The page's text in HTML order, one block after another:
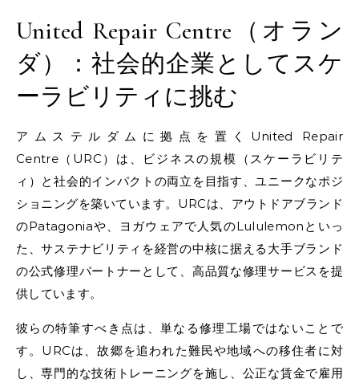
United Repair Centre（オラン
ダ）：社会的企業としてスケ
ーラビリティに挑む
アムステルダムに拠点を置くUnited Repair
Centre（URC）は、ビジネスの規模（スケーラビリテ
ィ）と社会的インパクトの両立を目指す、ユニークなポジ
ショニングを築いています。URCは、アウトドアブランド
のPatagoniaや、ヨガウェアで人気のLululemonといっ
た、サステナビリティを経営の中核に据える大手ブランド
の公式修理パートナーとして、高品質な修理サービスを提
供しています。
彼らの特筆すべき点は、単なる修理工場ではないことで
す。URCは、故郷を追われた難民や地域への移住者に対
し、専門的な技術トレーニングを施し、公正な賃金で雇用